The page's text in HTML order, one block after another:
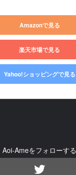
Amazonで見る
楽天市場で見る
Yahoo!ショッピングで見る
Aoi-Ameをフォローする